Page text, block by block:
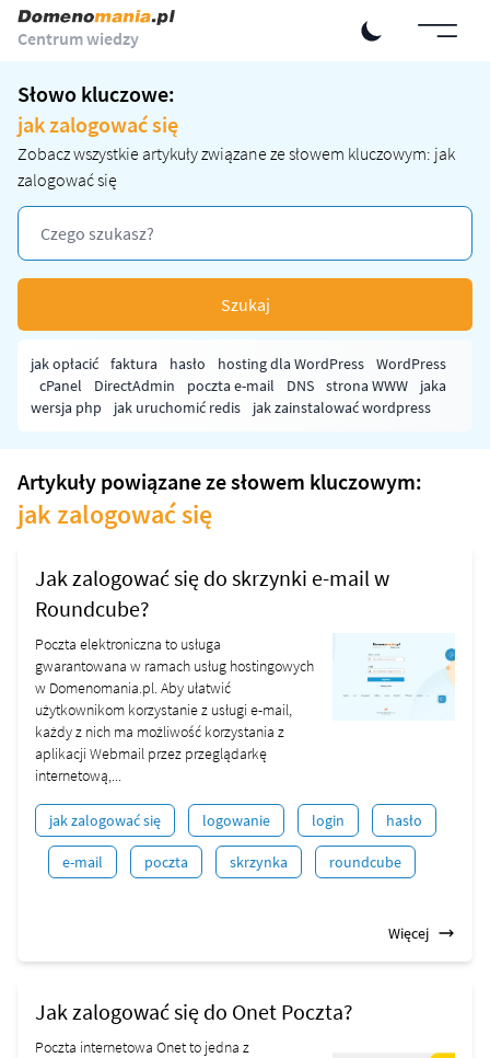
Centrum wiedzy
Słowo kluczowe:
jak zalogować się
Zobacz wszystkie artykuły związane ze słowem kluczowym: jak
zalogować się
Szukaj
jak opłacić faktura hasło hosting dla WordPress
WordPress
cPanel
DirectAdmin poczta e-mail DNS strona WWW
jaka
wersja php
jak uruchomić redis jak zainstalować wordpress
Artykuły powiązane ze słowem kluczowym:
jak zalogować się
Jak zalogować się do skrzynki e-mail w
Roundcube?
Poczta elektroniczna to usługa
gwarantowana w ramach usług hostingowych
w Domenomania.pl. Aby ułatwić
użytkownikom korzystanie z usługi e-mail,
każdy z nich ma możliwość korzystania z
aplikacji Webmail przez przeglądarkę
internetową,...
jak zalogować się logowanie login hasło
e-mail poczta skrzynka roundcube
Więcej
Jak zalogować się do Onet Poczta?
Poczta internetowa Onet to jedna z